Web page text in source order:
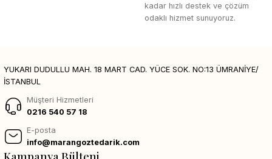
kadar hızlı destek ve çözüm
odaklı hizmet sunuyoruz.
YUKARI DUDULLU MAH. 18 MART CAD. YÜCE SOK. NO:13 ÜMRANİYE/
İSTANBUL
Müşteri Hizmetleri
0216 540 57 18
E-posta
info@marangoztedarik.com